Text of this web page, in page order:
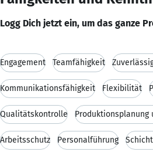
Logg Dich jetzt ein, um das ganze
Engagement Teamfähigkeit
Kommunikationsfähigkeit Flexibilität
Qualitätskontrolle Produktionsplanung
Arbeitsschutz Personalführung